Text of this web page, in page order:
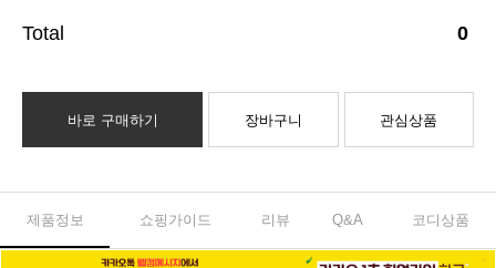
0
바로 구매하기 장바구니 관심상품
제품정보 쇼핑가이드 리뷰 Q&A 코디상품